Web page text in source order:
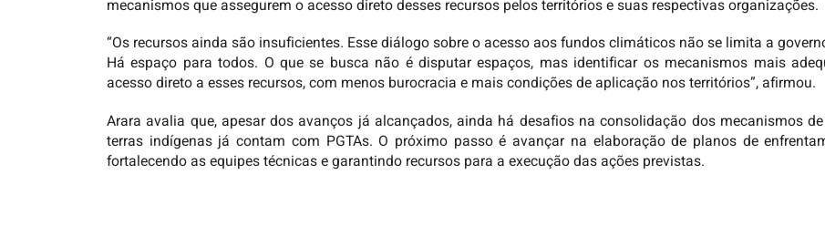
mecanismos que assegurem o acesso direto desses recursos pelos territórios e suas respectivas organizações.
“Os recursos ainda são insuficientes. Esse diálogo sobre o acesso aos fundos climáticos não se limita a
Há espaço para todos. O que se busca não é disputar espaços, mas identificar os mecanismos mais
acesso direto a esses recursos, com menos burocracia e mais condições de aplicação nos territórios”, afirmou.
Arara avalia que, apesar dos avanços já alcançados, ainda há desafios na consolidação dos mecanismos
terras indígenas já contam com PGTAs. O próximo passo é avançar na elaboração de planos de
fortalecendo as equipes técnicas e garantindo recursos para a execução das ações previstas.